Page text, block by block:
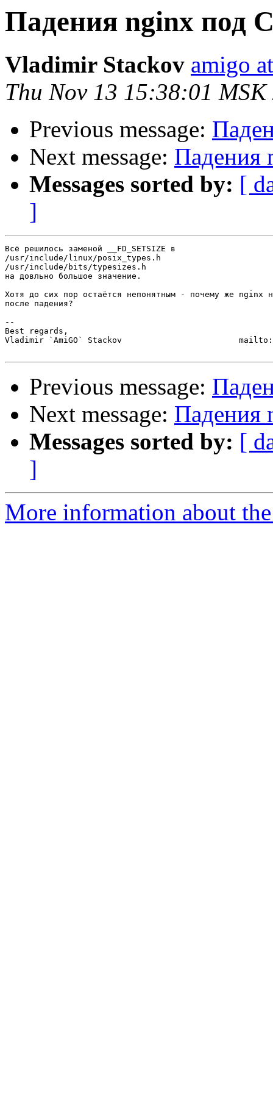
Падения nginx под
Vladimir Stackov amigo
Thu Nov 13 15:38:01 MSK
Previous message:
Next message: Падения
Messages sorted by: [
]
Всё решилось заменой __FD_SETSIZE в
/usr/include/linux/posix_types.h
/usr/include/bits/typesizes.h
на довльно большое значение.
Хотя до сих пор остаётся непонятным - почему же nginx
после падения?
--
Best regards,
Vladimir `AmiGO` Stackov                        mailto:
Previous message:
Next message: Падения
Messages sorted by: [
]
More information about